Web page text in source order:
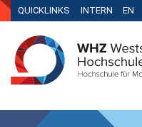
QUICKLINKS INTERN EN